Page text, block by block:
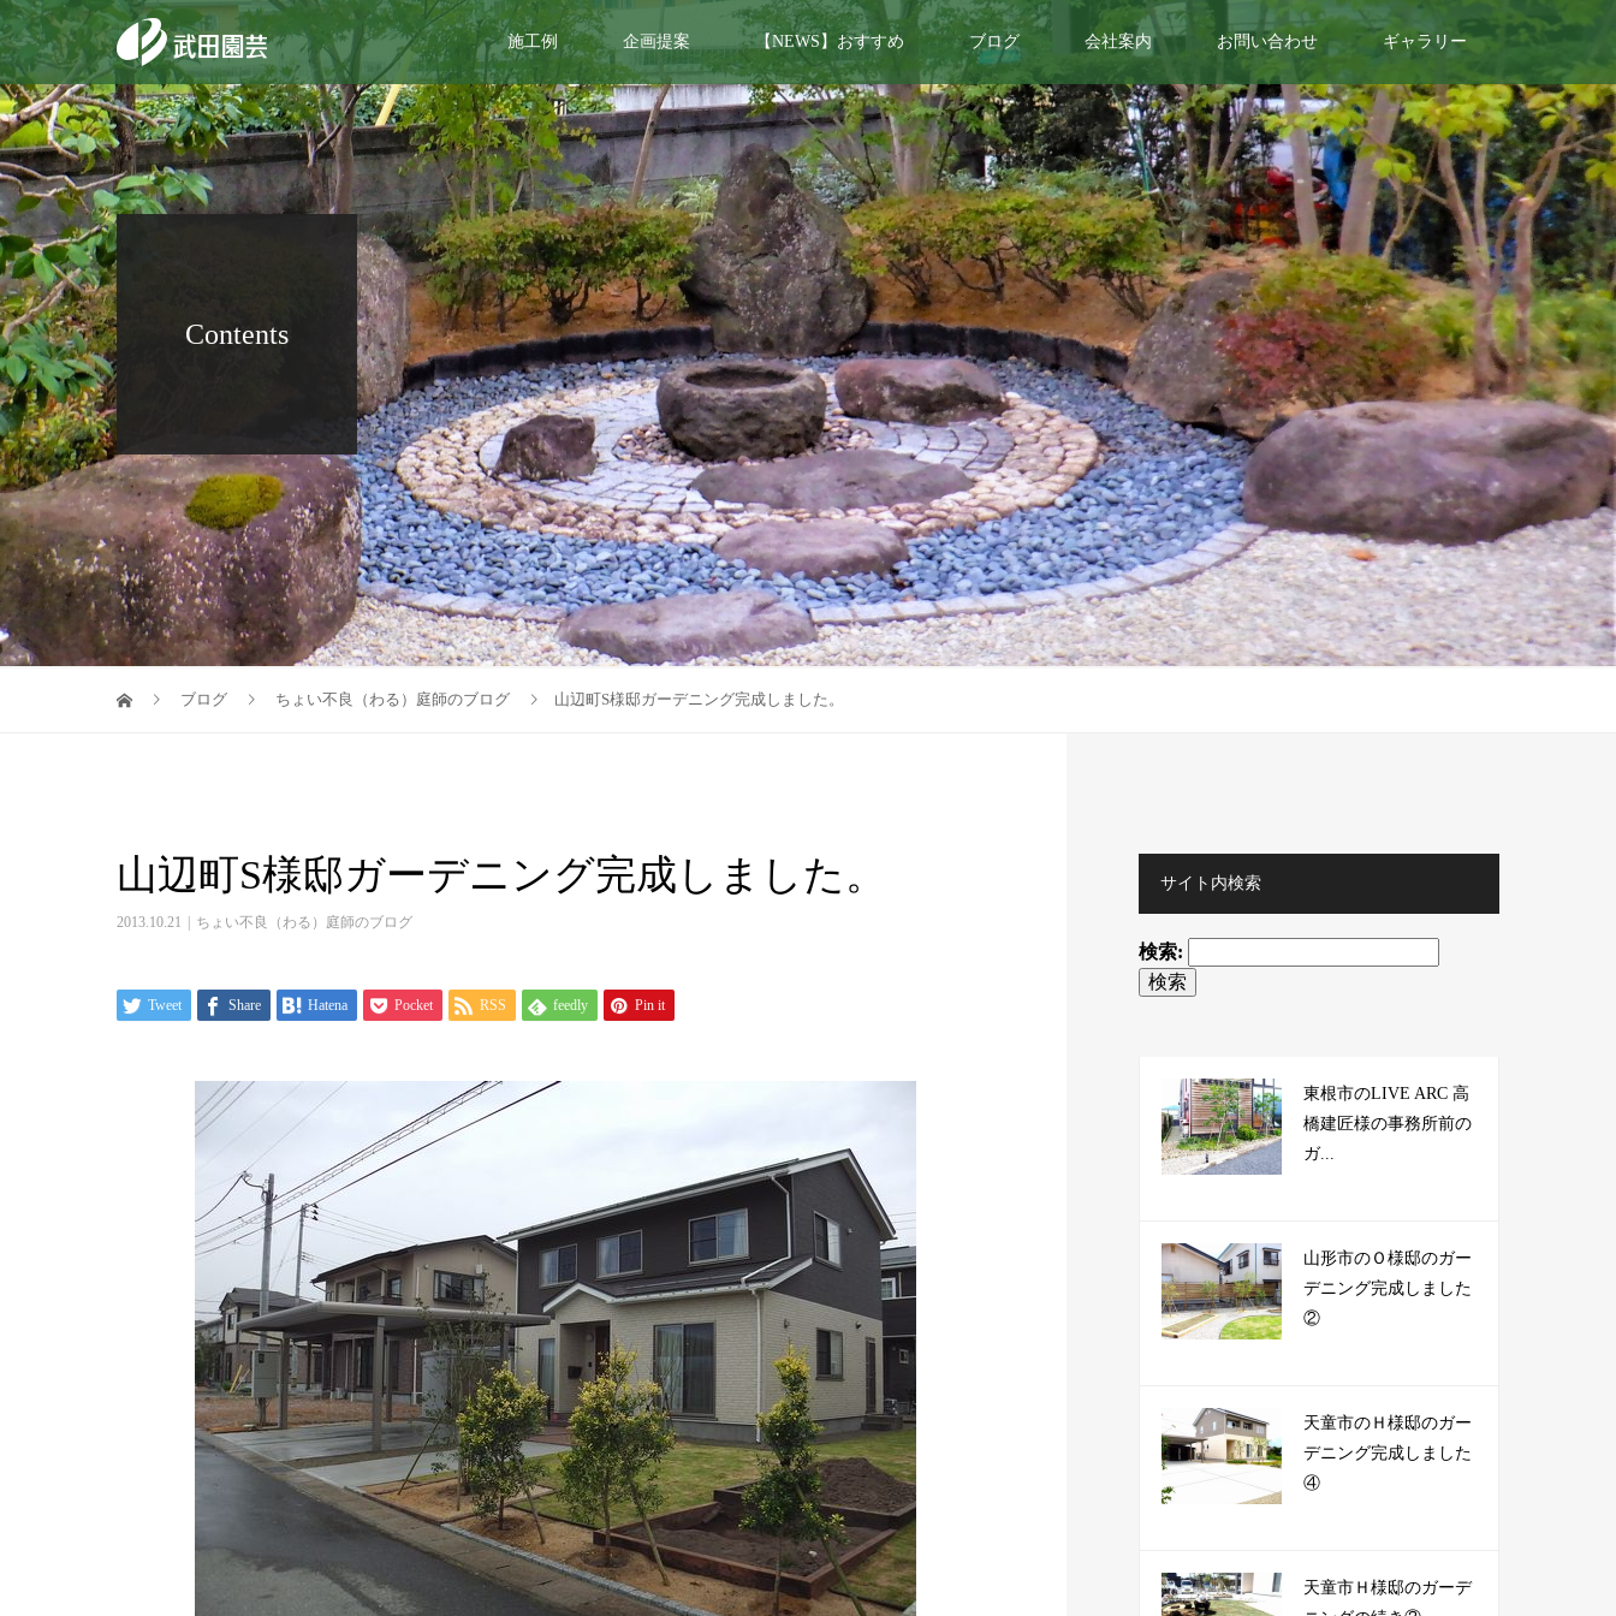
施工例 企画提案 【NEWS】おすすめ ブログ 会社案内 お問い合わせ ギャラリー
Contents
ブログ ちょい不良（わる）庭師のブログ 山辺町S様邸ガーデニング完成しました。
山辺町S様邸ガーデニング完成しました。
2013.10.21 ちょい不良（わる）庭師のブログ
Tweet Share Hatena Pocket RSS feedly Pin it
サイト内検索
検索:
東根市のLIVE ARC 高
橋建匠様の事務所前の
ガ...
山形市のＯ様邸のガー
デニング完成しました
②
天童市のＨ様邸のガー
デニング完成しました
④
天童市Ｈ様邸のガーデ